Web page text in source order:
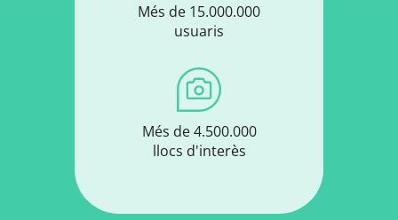
Més de 15.000.000
usuaris
Més de 4.500.000
llocs d'interès